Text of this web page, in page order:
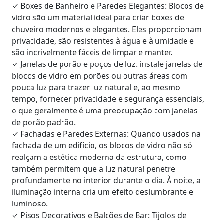
✓ Boxes de Banheiro e Paredes Elegantes: Blocos de
vidro são um material ideal para criar boxes de
chuveiro modernos e elegantes. Eles proporcionam
privacidade, são resistentes à água e à umidade e
são incrivelmente fáceis de limpar e manter.
✓ Janelas de porão e poços de luz: instale janelas de
blocos de vidro em porões ou outras áreas com
pouca luz para trazer luz natural e, ao mesmo
tempo, fornecer privacidade e segurança essenciais,
o que geralmente é uma preocupação com janelas
de porão padrão.
✓ Fachadas e Paredes Externas: Quando usados na
fachada de um edifício, os blocos de vidro não só
realçam a estética moderna da estrutura, como
também permitem que a luz natural penetre
profundamente no interior durante o dia. À noite, a
iluminação interna cria um efeito deslumbrante e
luminoso.
✓ Pisos Decorativos e Balcões de Bar: Tijolos de